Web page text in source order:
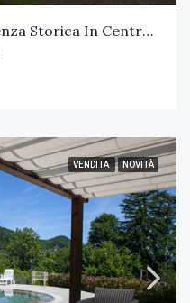
RIF. 8305 Magnifica Residenza Storica In Centro Paese
VENDITA NOVITÀ